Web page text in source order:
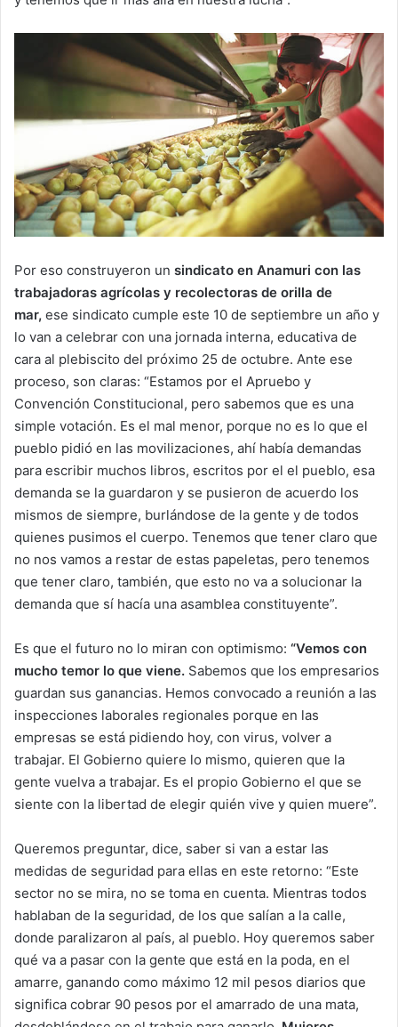
Por eso construyeron un sindicato en Anamuri con las
trabajadoras agrícolas y recolectoras de orilla de
mar, ese sindicato cumple este 10 de septiembre un año y
lo van a celebrar con una jornada interna, educativa de
cara al plebiscito del próximo 25 de octubre. Ante ese
proceso, son claras: “Estamos por el Apruebo y
Convención Constitucional, pero sabemos que es una
simple votación. Es el mal menor, porque no es lo que el
pueblo pidió en las movilizaciones, ahí había demandas
para escribir muchos libros, escritos por el el pueblo, esa
demanda se la guardaron y se pusieron de acuerdo los
mismos de siempre, burlándose de la gente y de todos
quienes pusimos el cuerpo. Tenemos que tener claro que
no nos vamos a restar de estas papeletas, pero tenemos
que tener claro, también, que esto no va a solucionar la
demanda que sí hacía una asamblea constituyente”.
Es que el futuro no lo miran con optimismo: “Vemos con
mucho temor lo que viene. Sabemos que los empresarios
guardan sus ganancias. Hemos convocado a reunión a las
inspecciones laborales regionales porque en las
empresas se está pidiendo hoy, con virus, volver a
trabajar. El Gobierno quiere lo mismo, quieren que la
gente vuelva a trabajar. Es el propio Gobierno el que se
siente con la libertad de elegir quién vive y quien muere”.
Queremos preguntar, dice, saber si van a estar las
medidas de seguridad para ellas en este retorno: “Este
sector no se mira, no se toma en cuenta. Mientras todos
hablaban de la seguridad, de los que salían a la calle,
donde paralizaron al país, al pueblo. Hoy queremos saber
qué va a pasar con la gente que está en la poda, en el
amarre, ganando como máximo 12 mil pesos diarios que
significa cobrar 90 pesos por el amarrado de una mata,